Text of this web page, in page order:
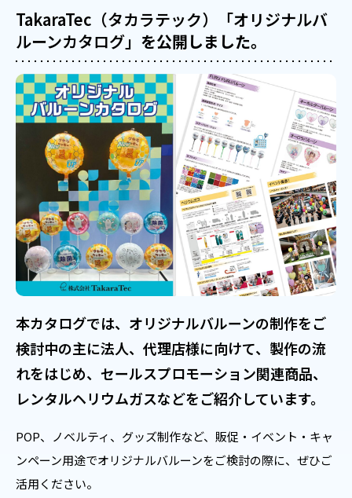
TakaraTec（タカラテック）「オリジナルバ
ルーンカタログ」 を公開しました。
本カタログでは、オリジナルバルーンの制作をご
検討中の主に法人、代理店様に向けて、製作の流
れをはじめ、セールスプロモーション関連商品、
レンタルヘリウムガスなどをご紹介しています。
POP、ノベルティ、グッズ制作など、販促・イベント・キャ
ンペーン用途でオリジナルバルーンをご検討の際に、ぜひご
活用ください。